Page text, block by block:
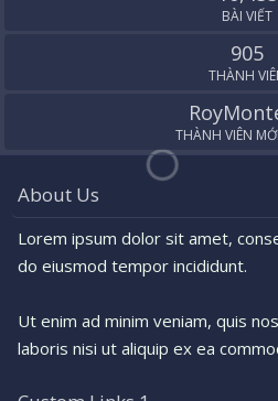
BÀI VIẾT
905
THÀNH
THÀNH VIÊN
About Us
Lorem ipsum dolor sit amet,
do eiusmod tempor incididunt.
Ut enim ad minim veniam, quis
laboris nisi ut aliquip ex ea